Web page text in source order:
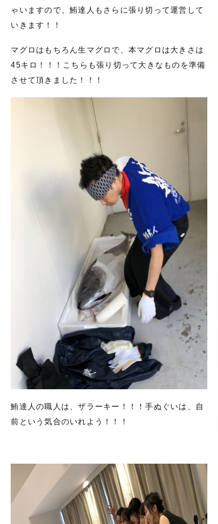
ゃいますので、鮪達人もさらに張り切って運営して
いきます！！
マグロはもちろん生マグロで、本マグロは大きさは
45キロ！！！こちらも張り切って大きなものを準備
させて頂きました！！！
鮪達人の職人は、ザラーキー！！！手ぬぐいは、自
前という気合のいれよう！！！